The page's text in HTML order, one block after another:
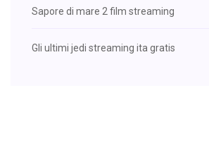
Sapore di mare 2 film streaming
Gli ultimi jedi streaming ita gratis